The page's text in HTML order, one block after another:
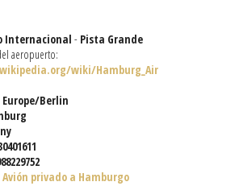
Internacional - Pista Grande
aeropuerto:
wiki/Hamburg_Air
Europe/Berlin
Avión privado a Hamburgo